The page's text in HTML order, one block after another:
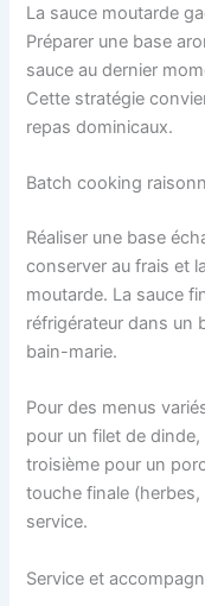
La sauce moutarde
Préparer une base
sauce au dernier
Cette stratégie
repas dominicaux.
Batch cooking
Réaliser une base
conserver au frais et
moutarde. La sauce
réfrigérateur dans un
bain-marie.
Pour des menus
pour un filet de dinde,
troisième pour un
touche finale
service.
Service et